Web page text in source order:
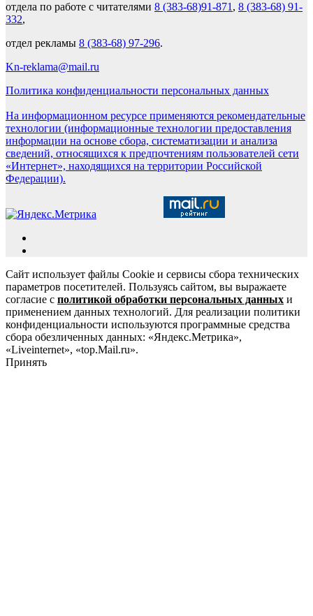
отдела по работе с читателями 8 (383-68)91-871 , 8 (383-68) 91-
332,
отдел рекламы 8 (383-68) 97-296.
Kn-reklama@mail.ru
Политика конфиденциальности персональных данных
На информационном ресурсе применяются рекомендательные
технологии (информационные технологии предоставления
информации на основе сбора, систематизации и анализа
сведений, относящихся к предпочтениям пользователей сети
«Интернет», находящихся на территории Российской
Федерации).
Сайт использует файлы Cookie и сервисы сбора технических
параметров посетителей. Пользуясь сайтом, вы выражаете
согласие с политикой обработки персональных данных и
применением данных технологий. Для реализации политики
конфиденциальности используются программные средства
сбора обезличенных данных: «Яндекс.Метрика»,
«Liveinternet», «top.Mail.ru».
Принять